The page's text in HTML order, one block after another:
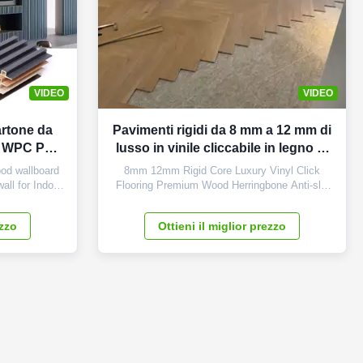
VIDEO
da
PVC
TV
colori
wallboard
for Indoor
panel Color
Size
VIDEO
Pavimenti rigidi da 8 mm a 12 mm di
lusso in vinile cliccabile in legno di
alta qualità anti scivolamento Piso
Spc cliccabile 5 mm pavimenti in
8mm 12mm Rigid Core Luxury Vinyl Click
Flooring Premium Wood Herringbone Anti-slip
Attributes Attribute Value Surface Treatment
UV Coating Feature Anti-Scratch, Waterproof,
Anti-Slip, Wear Resistant Use Indoor Product
Ottieni il miglior prezzo